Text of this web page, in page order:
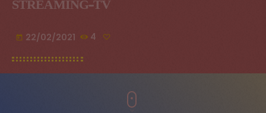
STREAMING-TV
today 22/02/2021 4